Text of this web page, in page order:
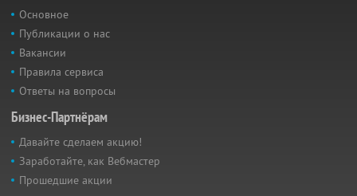
Основное
Публикации о нас
Вакансии
Правила сервиса
Ответы на вопросы
Бизнес-Партнёрам
Давайте сделаем акцию!
Заработайте, как Вебмастер
Прошедшие акции